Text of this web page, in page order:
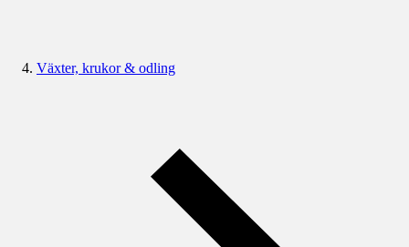
Växter, krukor & odling